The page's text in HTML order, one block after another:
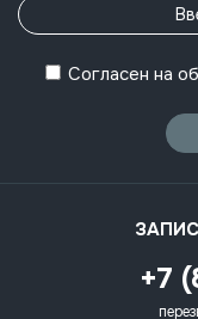
Согласен на
+7